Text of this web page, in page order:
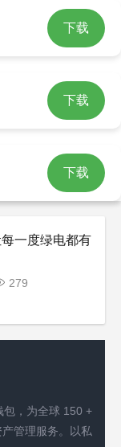
下载
下载
下载
一度绿电都有
279
包，为全球 150 +
管理服务。以私